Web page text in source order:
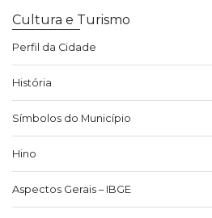
Cultura e Turismo
Perfil da Cidade
História
Símbolos do Município
Hino
Aspectos Gerais – IBGE